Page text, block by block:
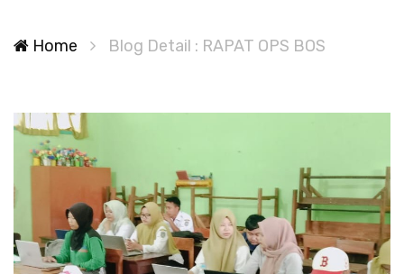
Home Blog Detail : RAPAT OPS BOS